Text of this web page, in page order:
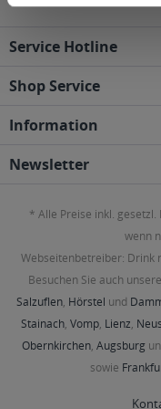
Service Hotline
Shop Service
Information
Newsletter
* Alle Preise inkl.
wenn
Webseitenbetreiber: Drink
Besuchen Sie auch
Salzuflen, Hörstel und
Stainach, Vomp, Lienz,
Obernkirchen, Augsburg
sowie